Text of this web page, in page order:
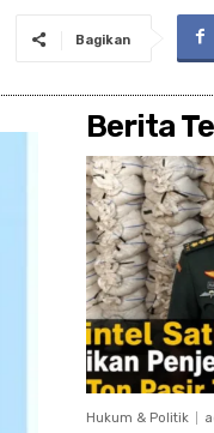
Bagikan
Berita
Hukum & Politik